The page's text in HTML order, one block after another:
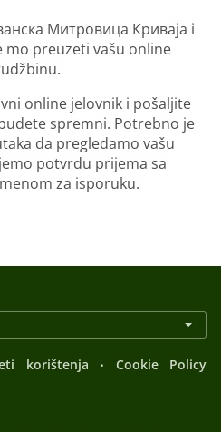
Митровица Криваја i
mo preuzeti vašu online
online jelovnik i pošaljite
spremni. Potrebno je
da pregledamo vašu
potvrdu prijema sa
za isporuku.
korištenja .
Cookie Policy